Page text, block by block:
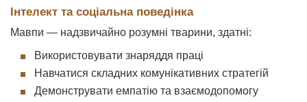
Інтелект та соціальна поведінка
Мавпи — надзвичайно розумні тварини, здатні:
Використовувати знаряддя праці
Навчатися складних комунікативних стратегій
Демонструвати емпатію та взаємодопомогу